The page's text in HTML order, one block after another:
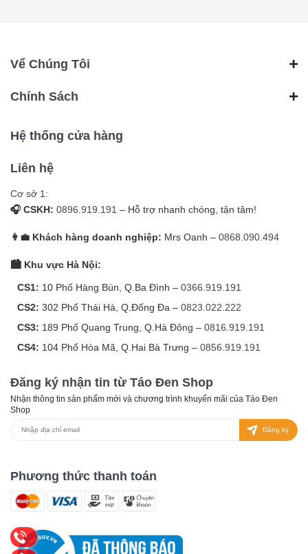
Vể Chúng Tôi
Chính Sách
Hệ thống cửa hàng
Liên hệ
Cơ sở 1:
🎧 CSKH: 0896.919.191 – Hỗ trợ nhanh chóng, tận tâm!
👩‍💼 Khách hàng doanh nghiệp: Mrs Oanh – 0868.090.494
🏙️ Khu vực Hà Nội:
CS1: 10 Phố Hàng Bún, Q.Ba Đình – 0366.919.191
CS2: 302 Phố Thái Hà, Q.Đống Đa – 0823.022.222
CS3: 189 Phố Quang Trung, Q.Hà Đông – 0816.919.191
CS4: 104 Phố Hòa Mã, Q.Hai Bà Trưng – 0856.919.191
Đăng ký nhận tin từ Táo Đen Shop
Nhận thông tin sản phẩm mới và chương trình khuyến mãi của Táo Đen
Shop
Đăng ký
Phương thức thanh toán